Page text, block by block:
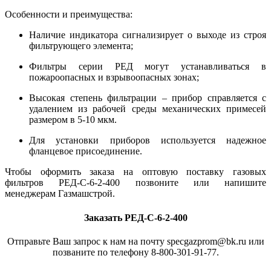
Особенности и преимущества:
Наличие индикатора сигнализирует о выходе из строя
фильтрующего элемента;
Фильтры серии РЕД могут устанавливаться в
пожароопасных и взрывоопасных зонах;
Высокая степень фильтрации – прибор справляется с
удалением из рабочей среды механических примесей
размером в 5-10 мкм.
Для установки приборов используется надежное
фланцевое присоединение.
Чтобы оформить заказа на оптовую поставку газовых
фильтров РЕД-С-6-2-400 позвоните или напишите
менеджерам Газмашстрой.
Заказать РЕД-С-6-2-400
Отправьте Ваш запрос к нам на почту specgazprom@bk.ru или
позваните по телефону 8-800-301-91-77.